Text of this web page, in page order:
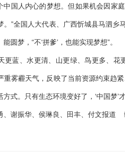
国人内心的梦想。但如果机会因家
”全国人大代表、广西忻城县马泗
圆梦，“不‘拼爹’，也能实现梦想”。
蓝、水更清、山更绿、鸟更多、花
重雾霾天气，反映了当前资源约束趋
式。只有生态环境变好了，‘中国梦’
谢振华、侯琳良、田丰、付文报道